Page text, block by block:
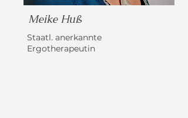
Meike Huß
Staatl. anerkannte
Ergotherapeutin